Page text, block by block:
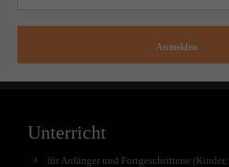
Anmelden
Unterricht
für Anfänger und Fortgeschrittene